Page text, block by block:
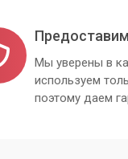
Мы уверены в
используем
поэтому даем